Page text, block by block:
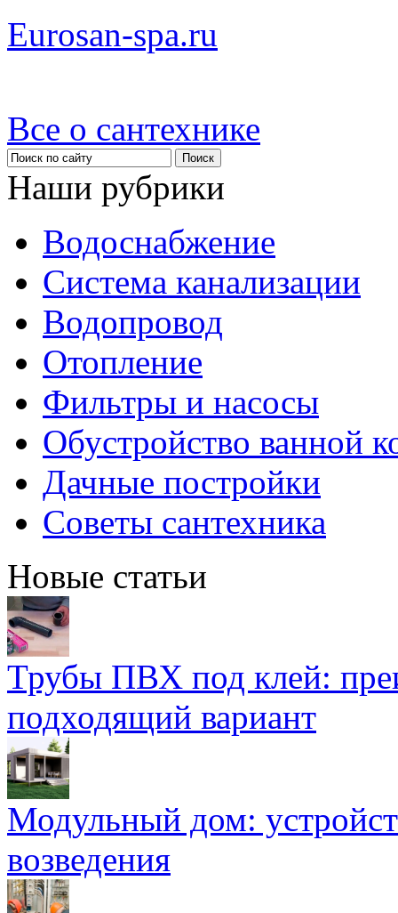
Eurosan-spa.ru
Все о сантехнике
Наши рубрики
Водоснабжение
Система канализации
Водопровод
Отопление
Фильтры и насосы
Обустройство ванной
Дачные постройки
Советы сантехника
Новые статьи
Трубы ПВХ под клей:
подходящий вариант
Модульный дом:
возведения